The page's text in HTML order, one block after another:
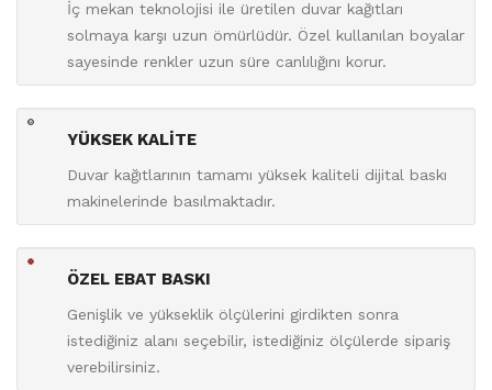
İç mekan teknolojisi ile üretilen duvar kağıtları
solmaya karşı uzun ömürlüdür. Özel kullanılan boyalar
sayesinde renkler uzun süre canlılığını korur.
YÜKSEK KALİTE
Duvar kağıtlarının tamamı yüksek kaliteli dijital baskı
makinelerinde basılmaktadır.
ÖZEL EBAT BASKI
Genişlik ve yükseklik ölçülerini girdikten sonra
istediğiniz alanı seçebilir, istediğiniz ölçülerde sipariş
verebilirsiniz.